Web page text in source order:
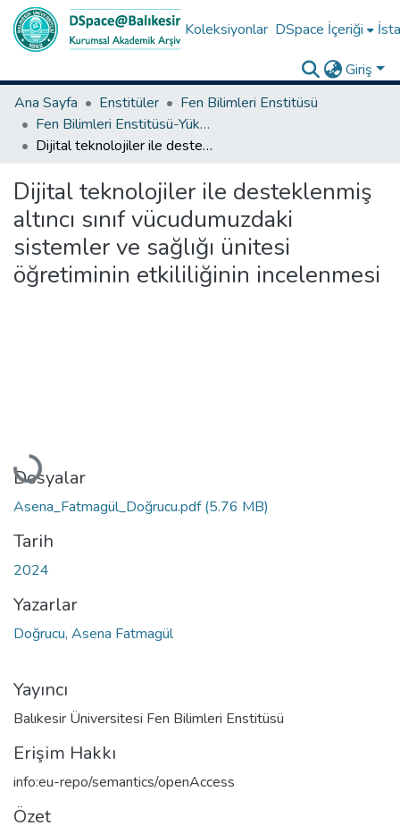
Koleksiyonlar DSpace İçeriği
Giriş
Ana Sayfa
Enstitüler
Fen Bilimleri Enstitüsü
Fen Bilimleri Enstitüsü-Yüksek Lisans Tezleri
Dijital teknolojiler ile desteklenmiş altıncı sınıf vücudumuzdaki sistemler ve sağlığı ünitesi öğretiminin etkililiğinin incelenmesi
Dijital teknolojiler ile desteklenmiş
altıncı sınıf vücudumuzdaki
sistemler ve sağlığı ünitesi
öğretiminin etkililiğinin incelenmesi
Yükleniyor...
Dosyalar
Asena_Fatmagül_Doğrucu.pdf(5.76 MB)
Tarih
2024
Yazarlar
Doğrucu, Asena Fatmagül
Yayıncı
Balıkesir Üniversitesi Fen Bilimleri Enstitüsü
Erişim Hakkı
info:eu-repo/semantics/openAccess
Özet